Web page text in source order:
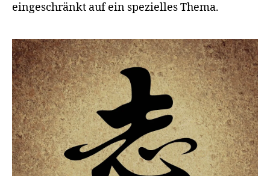
eingeschränkt auf ein spezielles Thema.